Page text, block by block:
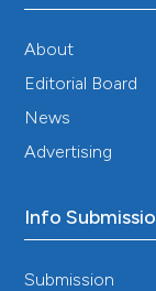
About
Editorial Board
News
Advertising
Info
Submission